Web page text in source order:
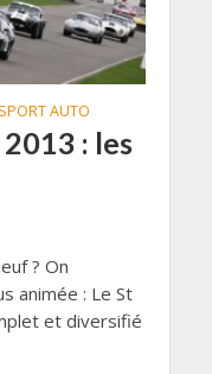
SPORT AUTO
: les
? On
animée : Le St
et diversifié